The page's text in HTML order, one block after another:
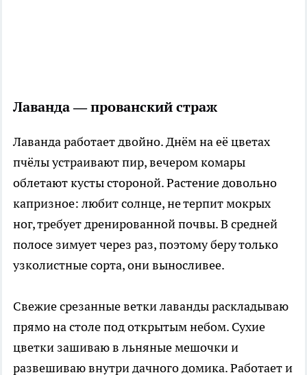
Лаванда — прованский страж
Лаванда работает двойно. Днём на её цветах
пчёлы устраивают пир, вечером комары
облетают кусты стороной. Растение довольно
капризное: любит солнце, не терпит мокрых
ног, требует дренированной почвы. В средней
полосе зимует через раз, поэтому беру только
узколистные сорта, они выносливее.
Свежие срезанные ветки лаванды раскладываю
прямо на столе под открытым небом. Сухие
цветки зашиваю в льняные мешочки и
развешиваю внутри дачного домика. Работает и